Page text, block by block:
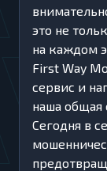
это не
на каждом
First Way
сервис и
наша общая
Сегодня в